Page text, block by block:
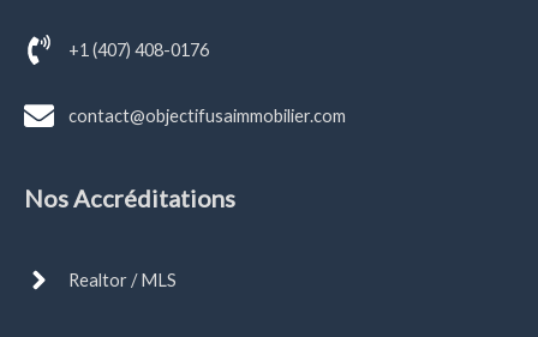
+1 (407) 408-0176
contact@objectifusaimmobilier.com
Nos Accréditations
Realtor / MLS